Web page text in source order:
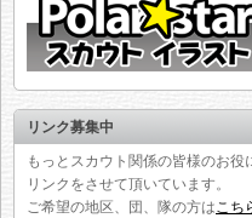
リンク募集中
もっとスカウト関係の皆様のお
リンクをさせて頂いています。
ご希望の地区、団、隊の方はこち